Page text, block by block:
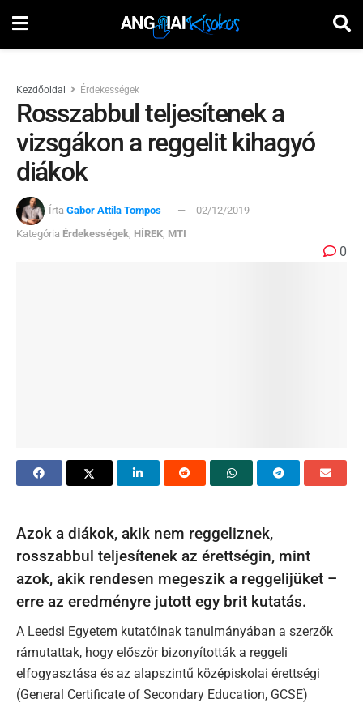
Kezdőoldal Érdekességek
Rosszabbul teljesítenek a
vizsgákon a reggelit kihagyó
diákok
Írta Gabor Attila Tompos
02/12/2019
Kategória Érdekességek HÍREK MTI
0
Azok a diákok, akik nem reggeliznek,
rosszabbul teljesítenek az érettségin, mint
azok, akik rendesen megeszik a reggelijüket –
erre az eredményre jutott egy brit kutatás.
A Leedsi Egyetem kutatóinak tanulmányában a szerzők
rámutattak, hogy először bizonyították a reggeli
elfogyasztása és az alapszintű középiskolai érettségi
(General Certificate of Secondary Education, GCSE)